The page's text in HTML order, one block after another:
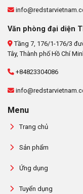
Văn phòng đại diện
Tầng 7, 176/1-176/3
Tây, Thành phố Hồ Chí
+84823304086
Menu
Trang chủ
Sản phẩm
Ứng dụng
Tuyển dụng